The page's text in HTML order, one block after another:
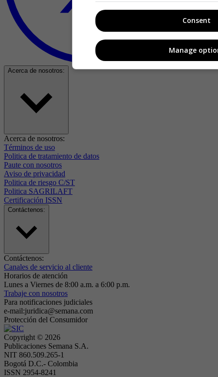
Acerca de nosotros:
Acerca de nosotros:
Términos de uso
Politica de tratamiento de datos
Paute con nosotros
Aviso de privacidad
Politica de riesgo C/ST
Politica SAGRILAFT
Certificación ISSN
Contáctenos:
Contáctenos:
Canales de servicio al cliente
Horarios de atención
Lunes a Viernes de 8:00 a.m. a 6:00 p.m.
Trabaje con nosotros
Para notificaciones judiciales
e-mail:juridica@semana.com
Protección del Consumidor
Copyright © 2026
Publicaciones Semana S.A.
NIT 860.509.265-1
Bogotá D.C.- Colombia
ISSN 2954-8241
Consent
Manage